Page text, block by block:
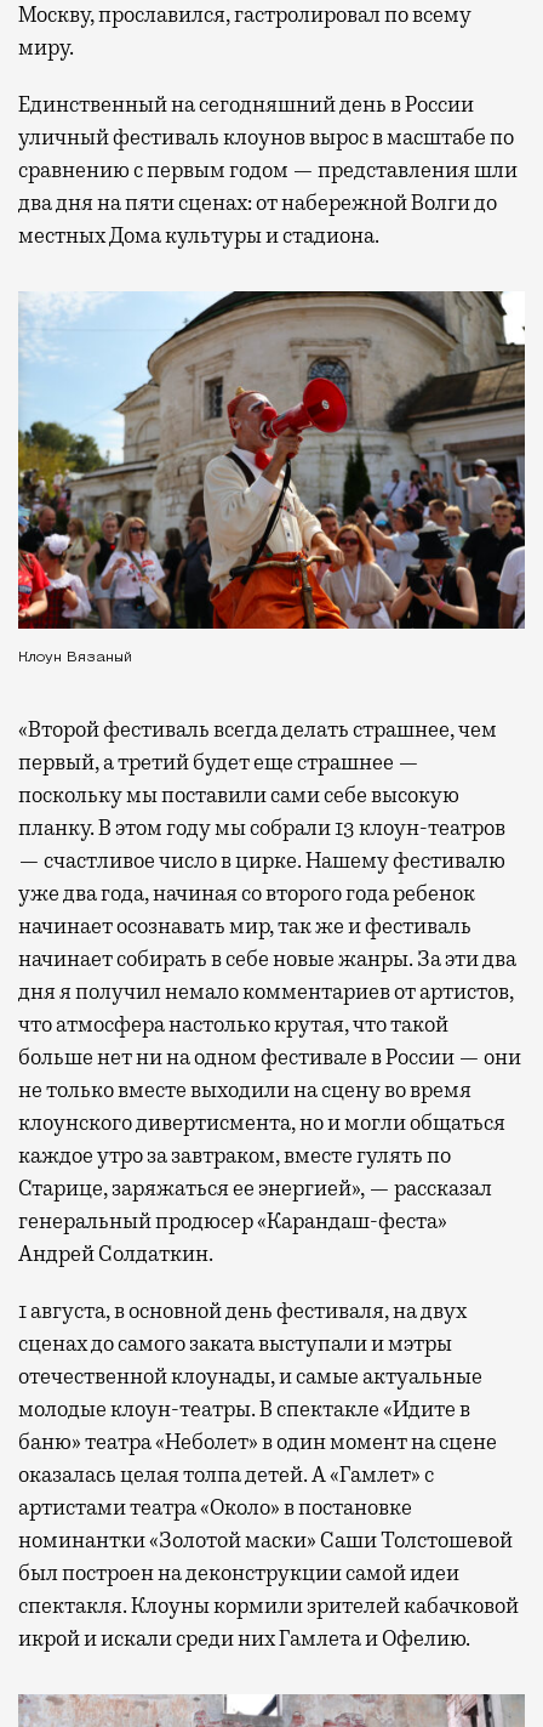
Москву, прославился, гастролировал по всему
миру.
Единственный на сегодняшний день в России
уличный фестиваль клоунов вырос в масштабе по
сравнению с первым годом — представления шли
два дня на пяти сценах: от набережной Волги до
местных Дома культуры и стадиона.
Клоун Вязаный
«Второй фестиваль всегда делать страшнее, чем
первый, а третий будет еще страшнее —
поскольку мы поставили сами себе высокую
планку. В этом году мы собрали 13 клоун-театров
— счастливое число в цирке. Нашему фестивалю
уже два года, начиная со второго года ребенок
начинает осознавать мир, так же и фестиваль
начинает собирать в себе новые жанры. За эти два
дня я получил немало комментариев от артистов,
что атмосфера настолько крутая, что такой
больше нет ни на одном фестивале в России — они
не только вместе выходили на сцену во время
клоунского дивертисмента, но и могли общаться
каждое утро за завтраком, вместе гулять по
Старице, заряжаться ее энергией», — рассказал
генеральный продюсер «Карандаш-феста»
Андрей Солдаткин.
1 августа, в основной день фестиваля, на двух
сценах до самого заката выступали и мэтры
отечественной клоунады, и самые актуальные
молодые клоун-театры. В спектакле «Идите в
баню» театра «Неболет» в один момент на сцене
оказалась целая толпа детей. А «Гамлет» с
артистами театра «Около» в постановке
номинантки «Золотой маски» Саши Толстошевой
был построен на деконструкции самой идеи
спектакля. Клоуны кормили зрителей кабачковой
икрой и искали среди них Гамлета и Офелию.